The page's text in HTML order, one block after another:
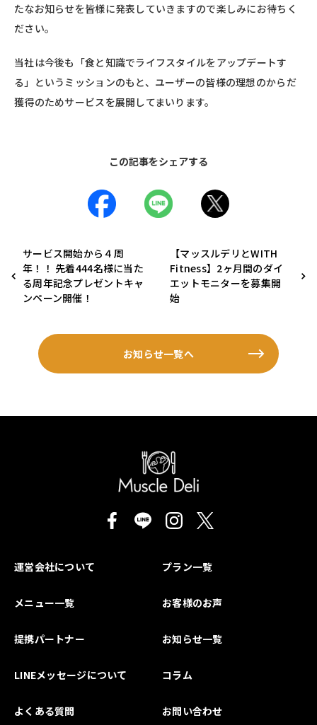
たなお知らせを皆様に発表していきますので楽しみにお待ちく
ださい。
当社は今後も「食と知識でライフスタイルをアップデートす
る」というミッションのもと、ユーザーの皆様の理想のからだ
獲得のためサービスを展開してまいります。
この記事をシェアする
サービス開始から４周
年！！ 先着444名様に当た
る周年記念プレゼントキャ
ンペーン開催！
【マッスルデリとWITH
Fitness】2ヶ月間のダイ
エットモニターを募集開
始
お知らせ一覧へ
運営会社について プラン一覧
メニュー一覧 お客様のお声
提携パートナー お知らせ一覧
LINEメッセージについて コラム
よくある質問 お問い合わせ